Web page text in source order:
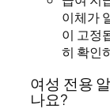
이체가
이 고정
히 확인
여성 전용
나요?